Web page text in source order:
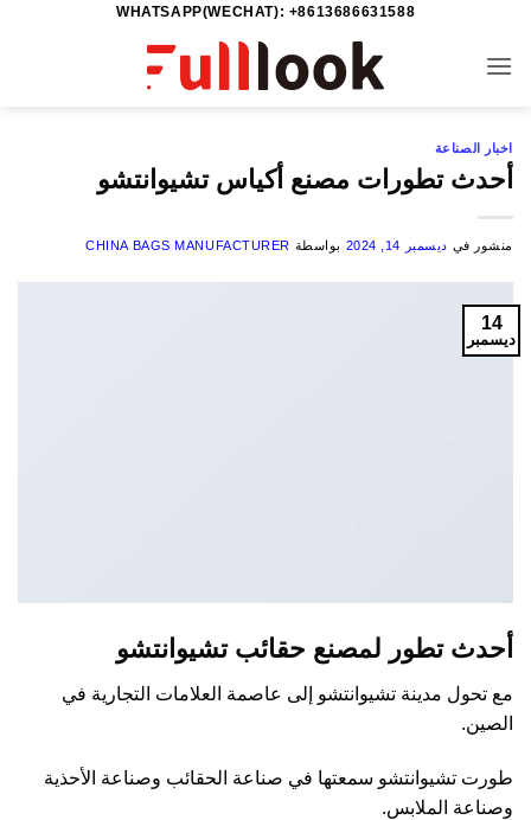
WHATSAPP(WECHAT): +8613686631588
اخبار الصناعة
أحدث تطورات مصنع أكياس تشيوانتشو
منشور في ديسمبر 14, 2024 بواسطة CHINA BAGS MANUFACTURER
14
ديسمبر
أحدث تطور لمصنع حقائب تشيوانتشو
مع تحول مدينة تشيوانتشو إلى عاصمة العلامات التجارية في
الصين.
طورت تشيوانتشو سمعتها في صناعة الحقائب وصناعة الأحذية
وصناعة الملابس.